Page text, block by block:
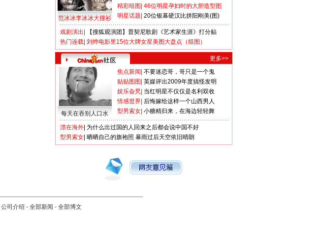
范冰冰李冰冰大撞衫
精彩组图 46位明星孕妇时的大胆造型图
明星话题 20位银幕硬汉比拼阳刚美(图)
戏剧演出
【搜狐观演团】普契尼歌剧《艺术家生涯》打分贴
热门连载 刘烨电影里15位大牌女星美图大盘点（组图）
更多>>
每天在吞别人口水
焦点新闻 不要迷恋哥，哥只是一个鬼
贴贴图图 英媒评出2009年度搞怪发明
娱乐旮旯 当红明星不仅仅是名利双收
情感世界 后悔嫁给这样一个山西男人
型男索女 小糖精归来，在海边轻轻舞
漂在海外 为什么出过国的人回来之后都会说中国不好
型男索女 晒晒自己的旗袍照 暴雨过后天空依旧晴朗
公司介绍 - 全部新闻 - 全部博文